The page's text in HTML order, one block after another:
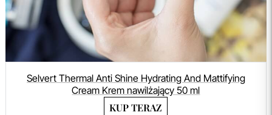
Selvert Thermal Anti Shine Hydrating And Mattifying
Cream Krem nawilżający 50 ml
KUP TERAZ